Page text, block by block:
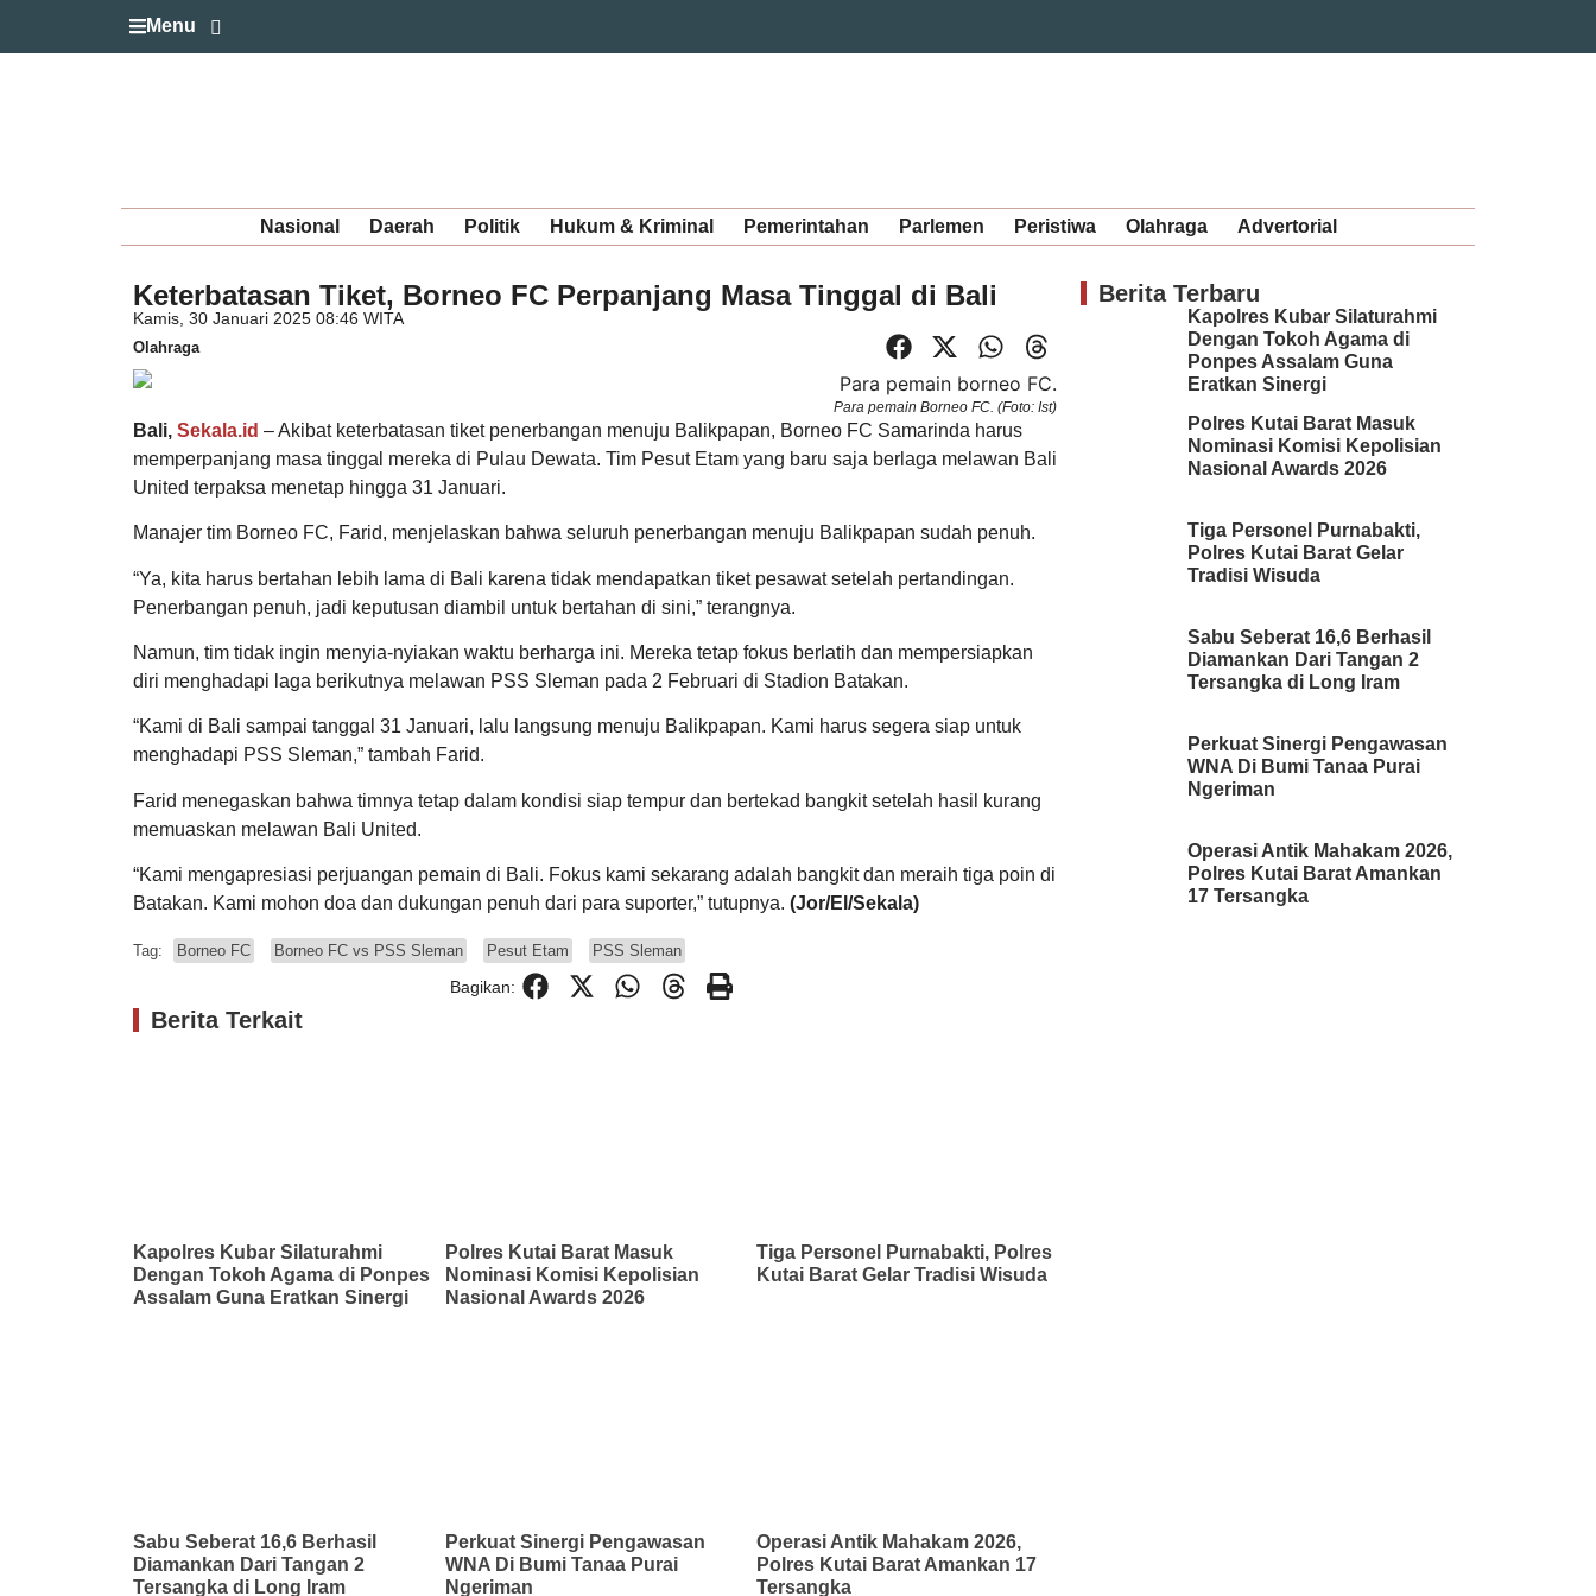
Menu
Nasional Daerah Politik Hukum & Kriminal Pemerintahan Parlemen Peristiwa Olahraga Advertorial
Keterbatasan Tiket, Borneo FC Perpanjang Masa Tinggal di Bali
Kamis, 30 Januari 2025 08:46 WITA
Olahraga
Para pemain Borneo FC. (Foto: Ist)
Bali, Sekala.id – Akibat keterbatasan tiket penerbangan menuju Balikpapan, Borneo FC Samarinda harus
memperpanjang masa tinggal mereka di Pulau Dewata. Tim Pesut Etam yang baru saja berlaga melawan Bali
United terpaksa menetap hingga 31 Januari.
Manajer tim Borneo FC, Farid, menjelaskan bahwa seluruh penerbangan menuju Balikpapan sudah penuh.
“Ya, kita harus bertahan lebih lama di Bali karena tidak mendapatkan tiket pesawat setelah pertandingan.
Penerbangan penuh, jadi keputusan diambil untuk bertahan di sini,” terangnya.
Namun, tim tidak ingin menyia-nyiakan waktu berharga ini. Mereka tetap fokus berlatih dan mempersiapkan
diri menghadapi laga berikutnya melawan PSS Sleman pada 2 Februari di Stadion Batakan.
“Kami di Bali sampai tanggal 31 Januari, lalu langsung menuju Balikpapan. Kami harus segera siap untuk
menghadapi PSS Sleman,” tambah Farid.
Farid menegaskan bahwa timnya tetap dalam kondisi siap tempur dan bertekad bangkit setelah hasil kurang
memuaskan melawan Bali United.
“Kami mengapresiasi perjuangan pemain di Bali. Fokus kami sekarang adalah bangkit dan meraih tiga poin di
Batakan. Kami mohon doa dan dukungan penuh dari para suporter,” tutupnya. (Jor/El/Sekala)
Tag: Borneo FC Borneo FC vs PSS Sleman Pesut Etam PSS Sleman
Bagikan:
Berita Terkait
Kapolres Kubar Silaturahmi
Dengan Tokoh Agama di Ponpes
Assalam Guna Eratkan Sinergi
Polres Kutai Barat Masuk
Nominasi Komisi Kepolisian
Nasional Awards 2026
Tiga Personel Purnabakti, Polres
Kutai Barat Gelar Tradisi Wisuda
Sabu Seberat 16,6 Berhasil
Diamankan Dari Tangan 2
Tersangka di Long Iram
Perkuat Sinergi Pengawasan
WNA Di Bumi Tanaa Purai
Ngeriman
Operasi Antik Mahakam 2026,
Polres Kutai Barat Amankan 17
Tersangka
Berita Terbaru
Kapolres Kubar Silaturahmi
Dengan Tokoh Agama di
Ponpes Assalam Guna
Eratkan Sinergi
Polres Kutai Barat Masuk
Nominasi Komisi Kepolisian
Nasional Awards 2026
Tiga Personel Purnabakti,
Polres Kutai Barat Gelar
Tradisi Wisuda
Sabu Seberat 16,6 Berhasil
Diamankan Dari Tangan 2
Tersangka di Long Iram
Perkuat Sinergi Pengawasan
WNA Di Bumi Tanaa Purai
Ngeriman
Operasi Antik Mahakam 2026,
Polres Kutai Barat Amankan
17 Tersangka